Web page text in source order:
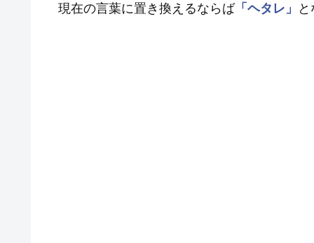
現在の言葉に置き換えるならば「ヘタレ」